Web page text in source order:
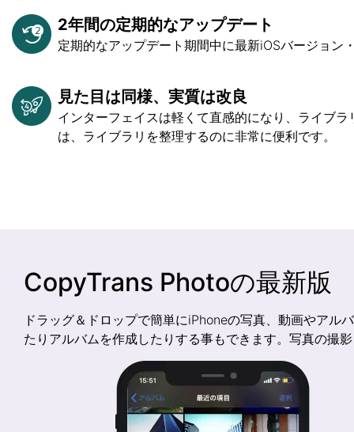
2年間の定期的なアップデート
定期的なアップデート期間中に最新iOSバージョン
見た目は同様、実質は改良
インターフェイスは軽くて直感的になり、ライブ
は、ライブラリを整理するのに非常に便利です。
CopyTrans Photoの最新版
ドラッグ＆ドロップで簡単にiPhoneの写真、動画やア
たりアルバムを作成したりする事もできます。写真の撮